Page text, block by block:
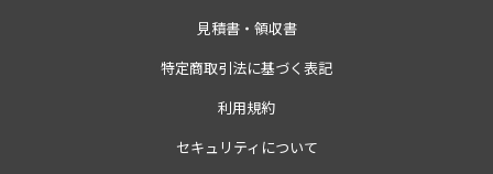
見積書・領収書
特定商取引法に基づく表記
利用規約
セキュリティについて